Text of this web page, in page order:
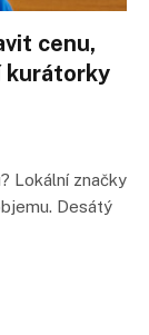
cenu,
kurátorky
Lokální značky
Desátý